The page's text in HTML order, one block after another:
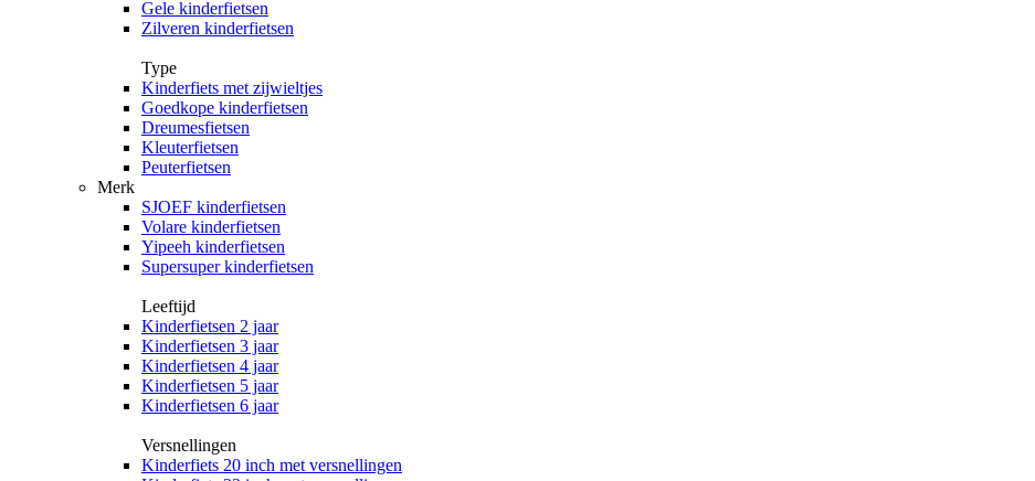
Gele kinderfietsen
Zilveren kinderfietsen
Type
Kinderfiets met zijwieltjes
Goedkope kinderfietsen
Dreumesfietsen
Kleuterfietsen
Peuterfietsen
Merk
SJOEF kinderfietsen
Volare kinderfietsen
Yipeeh kinderfietsen
Supersuper kinderfietsen
Leeftijd
Kinderfietsen 2 jaar
Kinderfietsen 3 jaar
Kinderfietsen 4 jaar
Kinderfietsen 5 jaar
Kinderfietsen 6 jaar
Versnellingen
Kinderfiets 20 inch met versnellingen